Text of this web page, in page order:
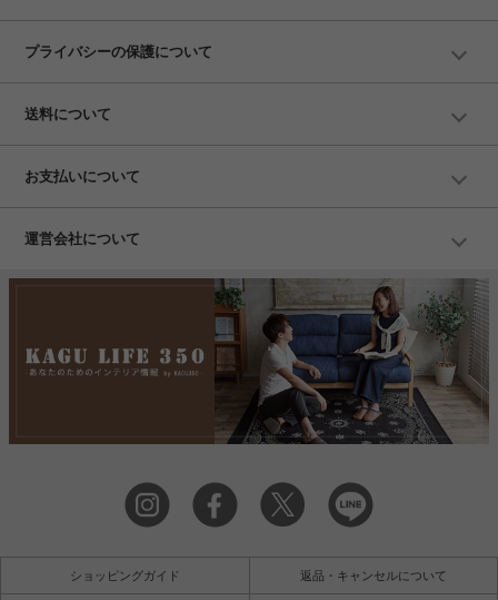
プライバシーの保護について
送料について
お支払いについて
運営会社について
ショッピングガイド 返品・キャンセルについて